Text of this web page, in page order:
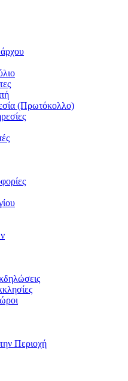
(Πρωτόκολλο)
Περιοχή